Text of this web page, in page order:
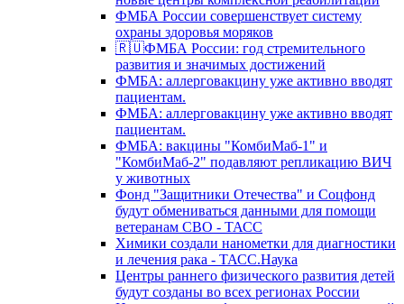
ФМБА России совершенствует систему
охраны здоровья моряков
🇷🇺ФМБА России: год стремительного
развития и значимых достижений
ФМБА: аллерговакцину уже активно вводят
пациентам.
ФМБА: аллерговакцину уже активно вводят
пациентам.
ФМБА: вакцины "КомбиМаб-1" и
"КомбиМаб-2" подавляют репликацию ВИЧ
у животных
Фонд "Защитники Отечества" и Соцфонд
будут обмениваться данными для помощи
ветеранам СВО - ТАСС
Химики создали нанометки для диагностики
и лечения рака - ТАСС.Наука
Центры раннего физического развития детей
будут созданы во всех регионах России